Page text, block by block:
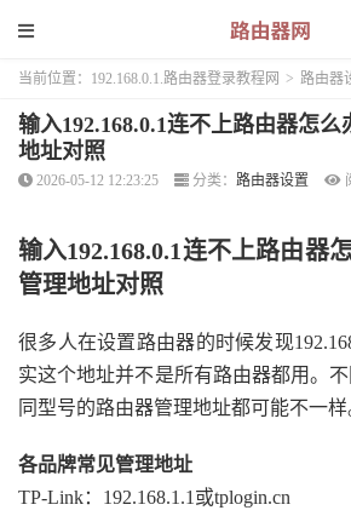
当前位置： 192.168.0.1.路由器登录教程网 > 路由器
输入192.168.0.1连不上路由器怎
地址对照
2026-05-12 12:23:25 分类： 路由器设置
输入192.168.0.1连不上路由器
管理地址对照
很多人在设置路由器的时候发现
实这个地址并不是所有路由器都用。
同型号的路由器管理地址都可能不一样
各品牌常见管理地址
TP-Link：192.168.1.1或tplogin.cn